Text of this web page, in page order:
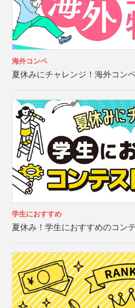
海外コンペ
夏休みにチャレンジ！海外コン
学生におすすめ
夏休み！学生におすすめのコン